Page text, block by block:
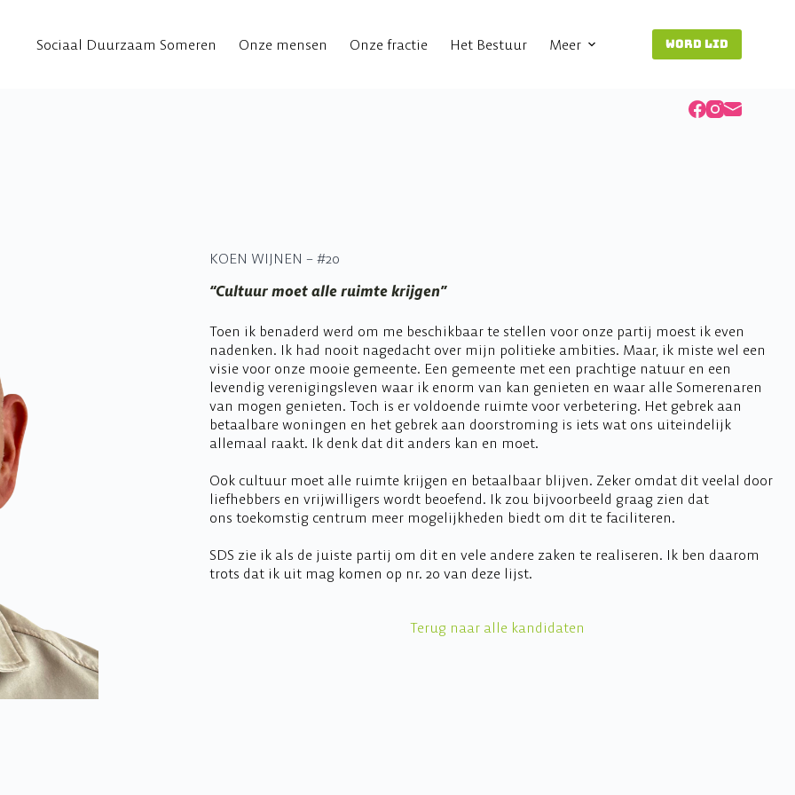
Sociaal Duurzaam Someren Onze mensen Onze fractie Het Bestuur Meer WORD LID
KOEN WIJNEN – #20
“Cultuur moet alle ruimte krijgen”
Toen ik benaderd werd om me beschikbaar te stellen voor onze partij moest ik even
nadenken. Ik had nooit nagedacht over mijn politieke ambities. Maar, ik miste wel een
visie voor onze mooie gemeente. Een gemeente met een prachtige natuur en een
levendig verenigingsleven waar ik enorm van kan genieten en waar alle Somerenaren
van mogen genieten. Toch is er voldoende ruimte voor verbetering. Het gebrek aan
betaalbare woningen en het gebrek aan doorstroming is iets wat ons uiteindelijk
allemaal raakt. Ik denk dat dit anders kan en moet.
Ook cultuur moet alle ruimte krijgen en betaalbaar blijven. Zeker omdat dit veelal door
liefhebbers en vrijwilligers wordt beoefend. Ik zou bijvoorbeeld graag zien dat
ons toekomstig centrum meer mogelijkheden biedt om dit te faciliteren.
SDS zie ik als de juiste partij om dit en vele andere zaken te realiseren. Ik ben daarom
trots dat ik uit mag komen op nr. 20 van deze lijst.
Terug naar alle kandidaten